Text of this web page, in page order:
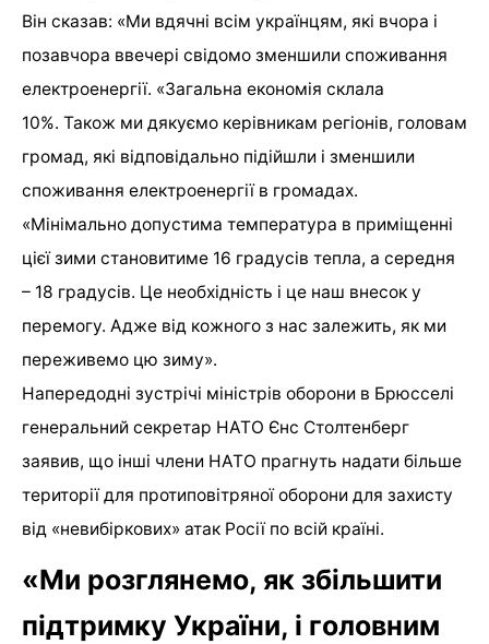
Він сказав: «Ми вдячні всім українцям, які вчора і
позавчора ввечері свідомо зменшили споживання
електроенергії. «Загальна економія склала
10%. Також ми дякуємо керівникам регіонів, головам
громад, які відповідально підійшли і зменшили
споживання електроенергії в громадах.
«Мінімально допустима температура в приміщенні
цієї зими становитиме 16 градусів тепла, а середня
– 18 градусів. Це необхідність і це наш внесок у
перемогу. Адже від кожного з нас залежить, як ми
переживемо цю зиму».
Напередодні зустрічі міністрів оборони в Брюсселі
генеральний секретар НАТО Єнс Столтенберг
заявив, що інші члени НАТО прагнуть надати більше
території для протиповітряної оборони для захисту
від «невибіркових» атак Росії по всій країні.
«Ми розглянемо, як збільшити
підтримку України, і головним